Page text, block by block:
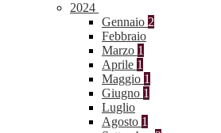
2024
Gennaio 2
Febbraio
Marzo 1
Aprile 1
Maggio 1
Giugno 1
Luglio
Agosto 1